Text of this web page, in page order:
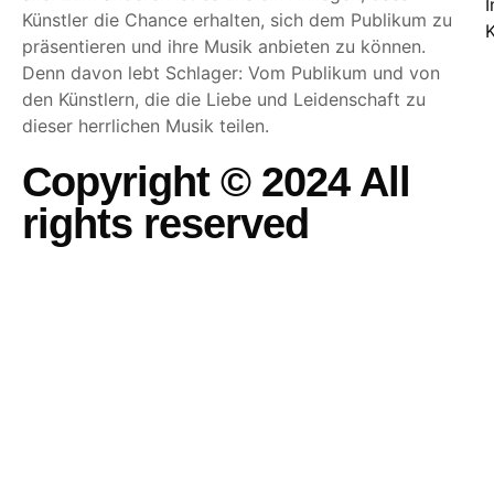
Künstler die Chance erhalten, sich dem Publikum zu
präsentieren und ihre Musik anbieten zu können.
Denn davon lebt Schlager: Vom Publikum und von
den Künstlern, die die Liebe und Leidenschaft zu
dieser herrlichen Musik teilen.
Copyright © 2024 All
rights reserved